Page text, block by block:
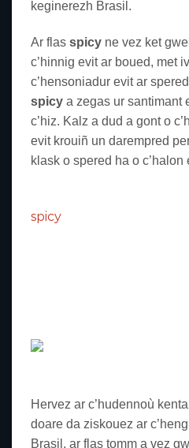
keginerezh Brasil.
Ar flas spicy ne vez ket
c’hinnig evit ar boued, met
c’hensoniadur evit ar
spicy a zegas ur santimant
c’hiz. Kalz a dud a gont o
evit krouiñ un darempred
klask o spered ha o c’halon
spicy, e c’heller kompren
Hervez ar c’hudennoù
doare da ziskouez ar
Brasil, ar flas tomm a vez